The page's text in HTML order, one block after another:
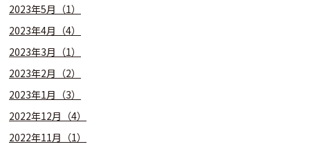
2023年5月（1）
2023年4月（4）
2023年3月（1）
2023年2月（2）
2023年1月（3）
2022年12月（4）
2022年11月（1）